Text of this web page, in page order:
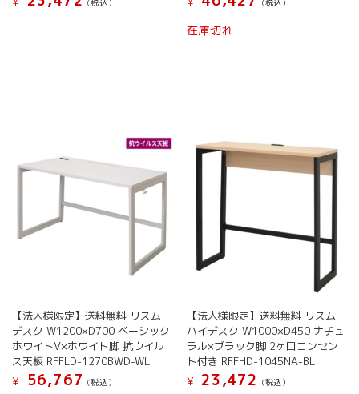
在庫切れ
【法人様限定】送料無料 リスム
デスク W1200×D700 ベーシック
ホワイトV×ホワイト脚 抗ウイル
ス天板 RFFLD-1270BWD-WL
¥
56,767 (税込）
【法人様限定】送料無料 リスム
ハイデスク W1000×D450 ナチュ
ラル×ブラック脚 2ヶ口コンセン
ト付き RFFHD-1045NA-BL
¥ 23,472 (税込）